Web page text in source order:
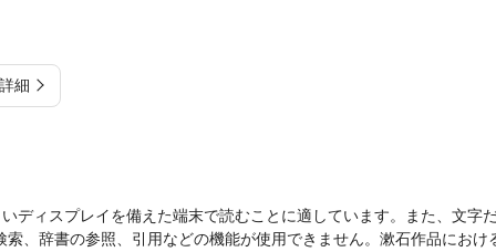
細
ディスプレイを備えた端末で読むことに適しています。また、文字
、辞書の参照、引用などの機能が使用できません。漱石作品におけ